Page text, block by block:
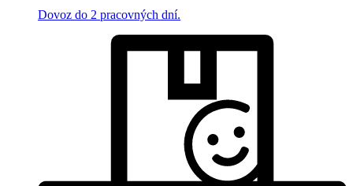
Dovoz do 2 pracovných dní.